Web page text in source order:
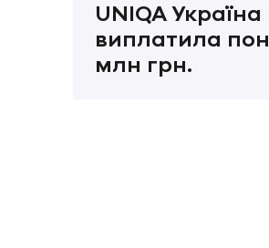
UNIQA Україна
виплатила
млн грн.